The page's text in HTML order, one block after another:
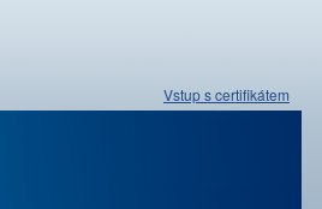
Vstup s certifikátem